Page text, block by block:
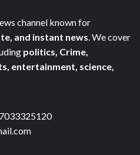
channel known for
and instant news. We cover
politics, Crime,
entertainment, science,